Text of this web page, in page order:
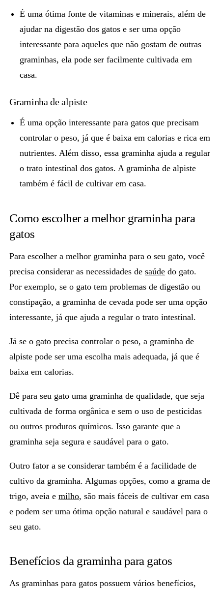
É uma ótima fonte de vitaminas e minerais, além de
ajudar na digestão dos gatos e ser uma opção
interessante para aqueles que não gostam de outras
graminhas, ela pode ser facilmente cultivada em
casa.
Graminha de alpiste
É uma opção interessantepara gatos que precisam
controlar o peso, já que é baixa em calorias e rica em
nutrientes. Além disso, essa graminha ajuda a regular
o trato intestinal dos gatos. A graminha de alpiste
também é fácil de cultivar em casa.
Como escolher a melhor graminha para
gatos
Para escolher amelhor graminha para o seu gato, você
precisa considerar as necessidades desaúde do gato.
Por exemplo, se o gato tem problemas de digestão ou
constipação, a graminha de cevada pode ser uma opção
interessante, já que ajuda a regular o trato intestinal.
Já se o gato precisa controlar o peso, a graminha de
alpiste pode ser uma escolha mais adequada, já que é
baixa em calorias.
Dê para seu gato uma graminha de qualidade, que seja
cultivada deforma orgânica e sem o uso de pesticidas
ou outros produtos químicos. Isso garante que a
graminha seja segura e saudável para o gato.
Outro fator a se considerar também é a facilidade de
cultivo da graminha. Algumas opções, como a grama de
trigo, aveia emilho, são mais fáceis de cultivar em casa
e podem ser uma ótima opção natural e saudável para o
seu gato.
Benefícios da graminha para gatos
As graminhas para gatos possuem vários benefícios,